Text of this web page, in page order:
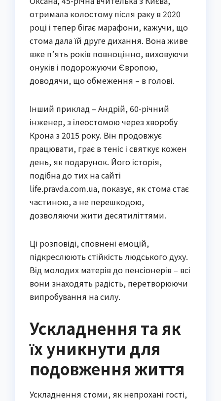
отримала колостому після раку в 2020
році і тепер бігає марафони, кажучи, що
стома дала їй друге дихання. Вона живе
вже п’ять років повноцінно, виховуючи
онуків і подорожуючи Європою,
доводячи, що обмеження – в голові.
Інший приклад – Андрій, 60-річний
інженер, з ілеостомою через хворобу
Крона з 2015 року. Він продовжує
працювати, грає в теніс і святкує кожен
день, як подарунок. Його історія,
подібна до тих на сайті
life.pravda.com.ua, показує, як стома стає
частиною, а не перешкодою,
дозволяючи жити десятиліттями.
Ці розповіді, сповнені емоцій,
підкреслюють стійкість людського духу.
Від молодих матерів до пенсіонерів – всі
вони знаходять радість, перетворюючи
випробування на силу.
Ускладнення та як
їх уникнути для
подовження життя
Ускладнення стоми, як непрохані гості,